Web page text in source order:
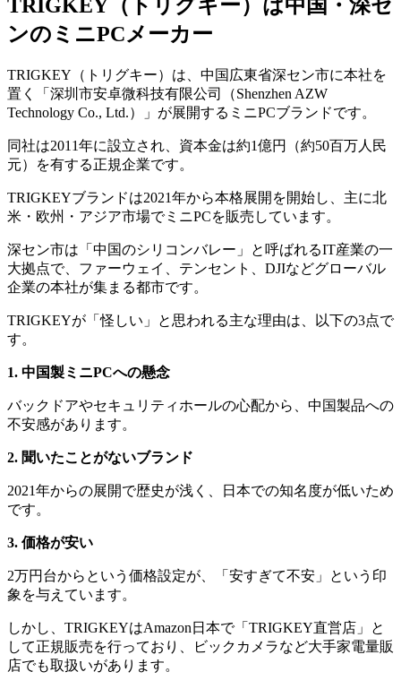
TRIGKEY（トリグキー）は中国・深セ
ンのミニPCメーカー
TRIGKEY（トリグキー）は、中国広東省深セン市に本社を
置く「深圳市安卓微科技有限公司（Shenzhen AZW
Technology Co., Ltd.）」が展開するミニPCブランドです。
同社は2011年に設立され、資本金は約1億円（約50百万人民
元）を有する正規企業です。
TRIGKEYブランドは2021年から本格展開を開始し、主に北
米・欧州・アジア市場でミニPCを販売しています。
深セン市は「中国のシリコンバレー」と呼ばれるIT産業の一
大拠点で、ファーウェイ、テンセント、DJIなどグローバル
企業の本社が集まる都市です。
TRIGKEYが「怪しい」と思われる主な理由は、以下の3点で
す。
1. 中国製ミニPCへの懸念
バックドアやセキュリティホールの心配から、中国製品への
不安感があります。
2. 聞いたことがないブランド
2021年からの展開で歴史が浅く、日本での知名度が低いため
です。
3. 価格が安い
2万円台からという価格設定が、「安すぎて不安」という印
象を与えています。
しかし、TRIGKEYはAmazon日本で「TRIGKEY直営店」と
して正規販売を行っており、ビックカメラなど大手家電量販
店でも取扱いがあります。